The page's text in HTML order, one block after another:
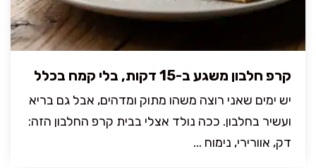
קרפ חלבון משגע ב-15 דקות, בלי קמח בכלל
יש ימים שאני רוצה משהו מתוק ומדהים, אבל גם בריא
ועשיר בחלבון. ככה נולד אצלי בבית קרפ החלבון הזה:
דק, אוורירי, נימוח ...